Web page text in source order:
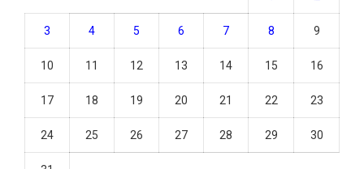
3 4 5 6 7 8 9
10 11 12 13 14 15 16
17 18 19 20 21 22 23
24 25 26 27 28 29 30